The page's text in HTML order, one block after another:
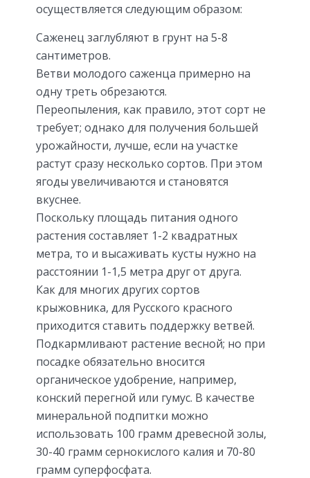
осуществляется следующим образом:
Саженец заглубляют в грунт на 5-8
сантиметров.
Ветви молодого саженца примерно на
одну треть обрезаются.
Переопыления, как правило, этот сорт не
требует; однако для получения большей
урожайности, лучше, если на участке
растут сразу несколько сортов. При этом
ягоды увеличиваются и становятся
вкуснее.
Поскольку площадь питания одного
растения составляет 1-2 квадратных
метра, то и высаживать кусты нужно на
расстоянии 1-1,5 метра друг от друга.
Как для многих других сортов
крыжовника, для Русского красного
приходится ставить поддержку ветвей.
Подкармливают растение весной; но при
посадке обязательно вносится
органическое удобрение, например,
конский перегной или гумус. В качестве
минеральной подпитки можно
использовать 100 грамм древесной золы,
30-40 грамм сернокислого калия и 70-80
грамм суперфосфата.